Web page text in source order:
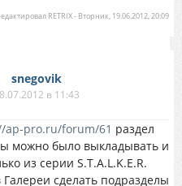
RETRIX- Вторник, 19.06.2012, 20:09
snegovik
в 11:43
ap-pro.ru/forum/61 раздел
можно было выкладывать и
из серии S.T.A.L.K.E.R.
сделать подразделы